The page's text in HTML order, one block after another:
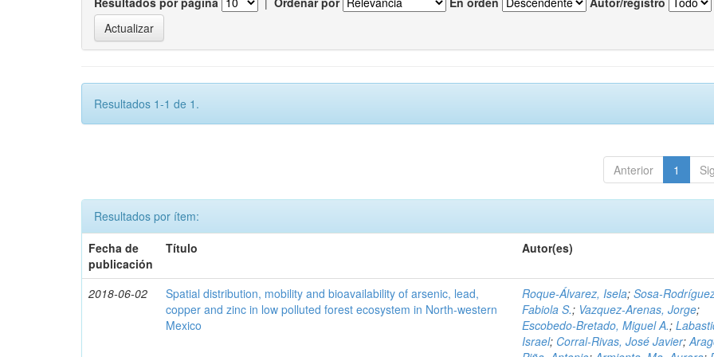
Resultados 1-1 de 1.
Anterior 1
Resultados por ítem:
Fecha de
publicación
Título Autor(es)
2018-06-02
Spatial distribution, mobility and bioavailability of arsenic, lead,
copper and zinc in low polluted forest ecosystem in North-western
Mexico
Roque-Álvarez, Isela;Sosa-
Fabiola S.; Vazquez-Arenas, Jorge;
Escobedo-Bretado, Miguel A.;
Israel; Corral-Rivas, José Javier;